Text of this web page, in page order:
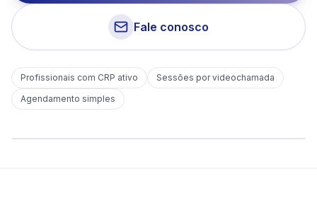
Fale conosco
Profissionais com CRP ativo
Sessões por videochamada
Agendamento simples